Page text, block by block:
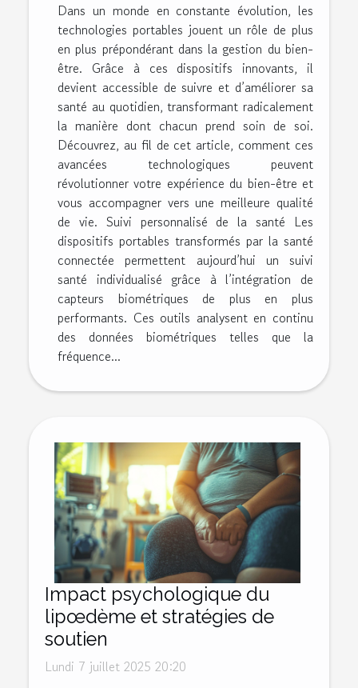
Dans un monde en constante évolution, les
technologies portables jouent un rôle de plus
en plus prépondérant dans la gestion du bien-
être. Grâce à ces dispositifs innovants, il
devient accessible de suivre et d’améliorer sa
santé au quotidien, transformant radicalement
la manière dont chacun prend soin de soi.
Découvrez, au fil de cet article, comment ces
avancées technologiques peuvent
révolutionner votre expérience du bien-être et
vous accompagner vers une meilleure qualité
de vie. Suivi personnalisé de la santé Les
dispositifs portables transformés par la santé
connectée permettent aujourd’hui un suivi
santé individualisé grâce à l’intégration de
capteurs biométriques de plus en plus
performants. Ces outils analysent en continu
des données biométriques telles que la
fréquence...
Impact psychologique du
lipœdème et stratégies de
soutien
Lundi 7 juillet 2025 20:20